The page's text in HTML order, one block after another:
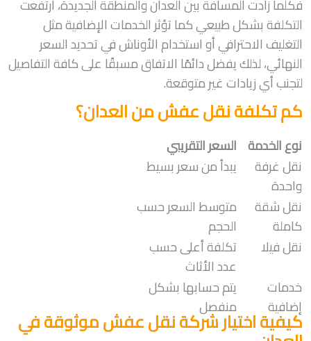
فكلما زادت المسافة بين العدان والمنطقة الجديدة، ارتفعت
التكلفة بشكل طبيعي كما تؤثر الخدمات الإضافية مثل
التغليف الاحترافي أو استخدام الأوناش في تحديد السعر
النهائي، لذلك يفضل دائمًا الاتفاق مسبقًا على كافة التفاصيل
لتجنب أي زيادات غير متوقعة.
كم تكلفة نقل عفش من العدان؟
نوع الخدمة السعر التقريبي
نقل غرفة
واحدة
يبدأ من سعر بسيط
نقل شقة
كاملة
متوسط السعر حسب
الحجم
نقل فيلا
تكلفة أعلى حسب
عدد الأثاث
خدمات
إضافية
يتم حسابها بشكل
منفصل
كيفية اختيار شركة نقل عفش موثوقة في